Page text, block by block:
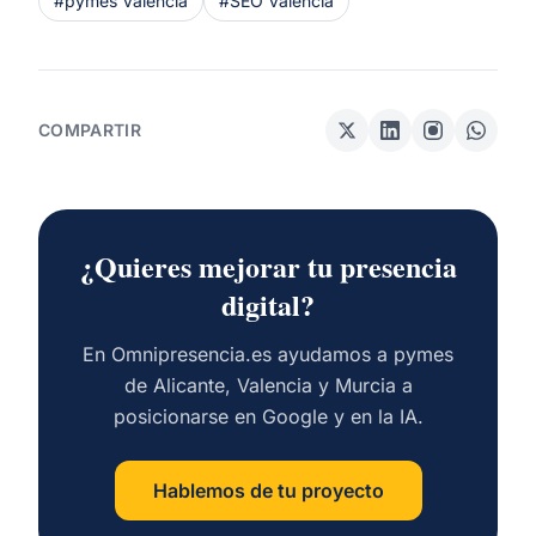
COMPARTIR
¿Quieres mejorar tu presencia
digital?
En Omnipresencia.es ayudamos a pymes
de Alicante, Valencia y Murcia a
posicionarse en Google y en la IA.
Hablemos de tu proyecto